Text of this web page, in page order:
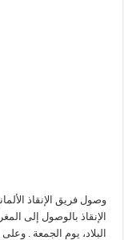
وصول فريق الإنقاذ
الإنقاذ بالوصول إلى
البلاد، يوم الجمعة .